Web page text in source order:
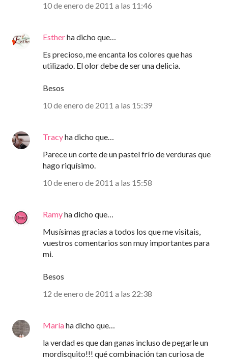
10 de enero de 2011 a las 11:46
Estherha dicho que…
Es precioso, me encanta los colores que has
utilizado. El olor debe de ser una delicia.
Besos
10 de enero de 2011 a las 15:39
Tracyha dicho que…
Parece un corte de un pastel frío de verduras que
hago riquísimo.
10 de enero de 2011 a las 15:58
Ramyha dicho que…
Musísimas gracias a todos los que me visitais,
vuestros comentarios son muy importantes para
mi.
Besos
12 de enero de 2011 a las 22:38
Maríaha dicho que…
la verdad es que dan ganas incluso de pegarle un
mordisquito!!! qué combinación tan curiosa de